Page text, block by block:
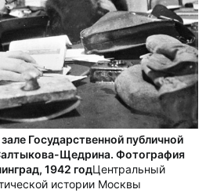
Государственной публичной
Щедрина. Фотография
1942 годЦентральный
истории Москвы